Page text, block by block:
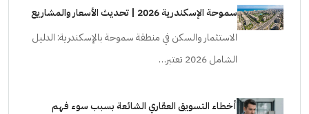
سموحة الإسكندرية 2026 | تحديث الأسعار والمشاريع
الاستثمار والسكن في منطقة سموحة بالإسكندرية: الدليل
الشامل 2026 تعتبر…
أخطاء التسويق العقاري الشائعة بسبب سوء فهم